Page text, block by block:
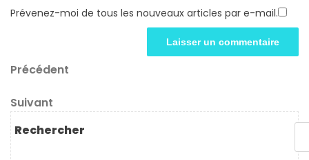
Prévenez-moi de tous les nouveaux articles par e-mail.
Navigation
de
l’article
Article
Précédent
Article
suivant
Suivant
Rechercher